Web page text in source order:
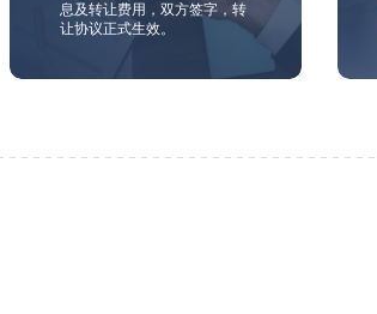
息及转让费用，双方签字，转
让协议正式生效。